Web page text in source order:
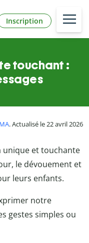
Inscription
touchant :
. Actualisé le 22 avril 2026
unique et touchante
le dévouement et
leurs enfants.
notre
gestes simples ou